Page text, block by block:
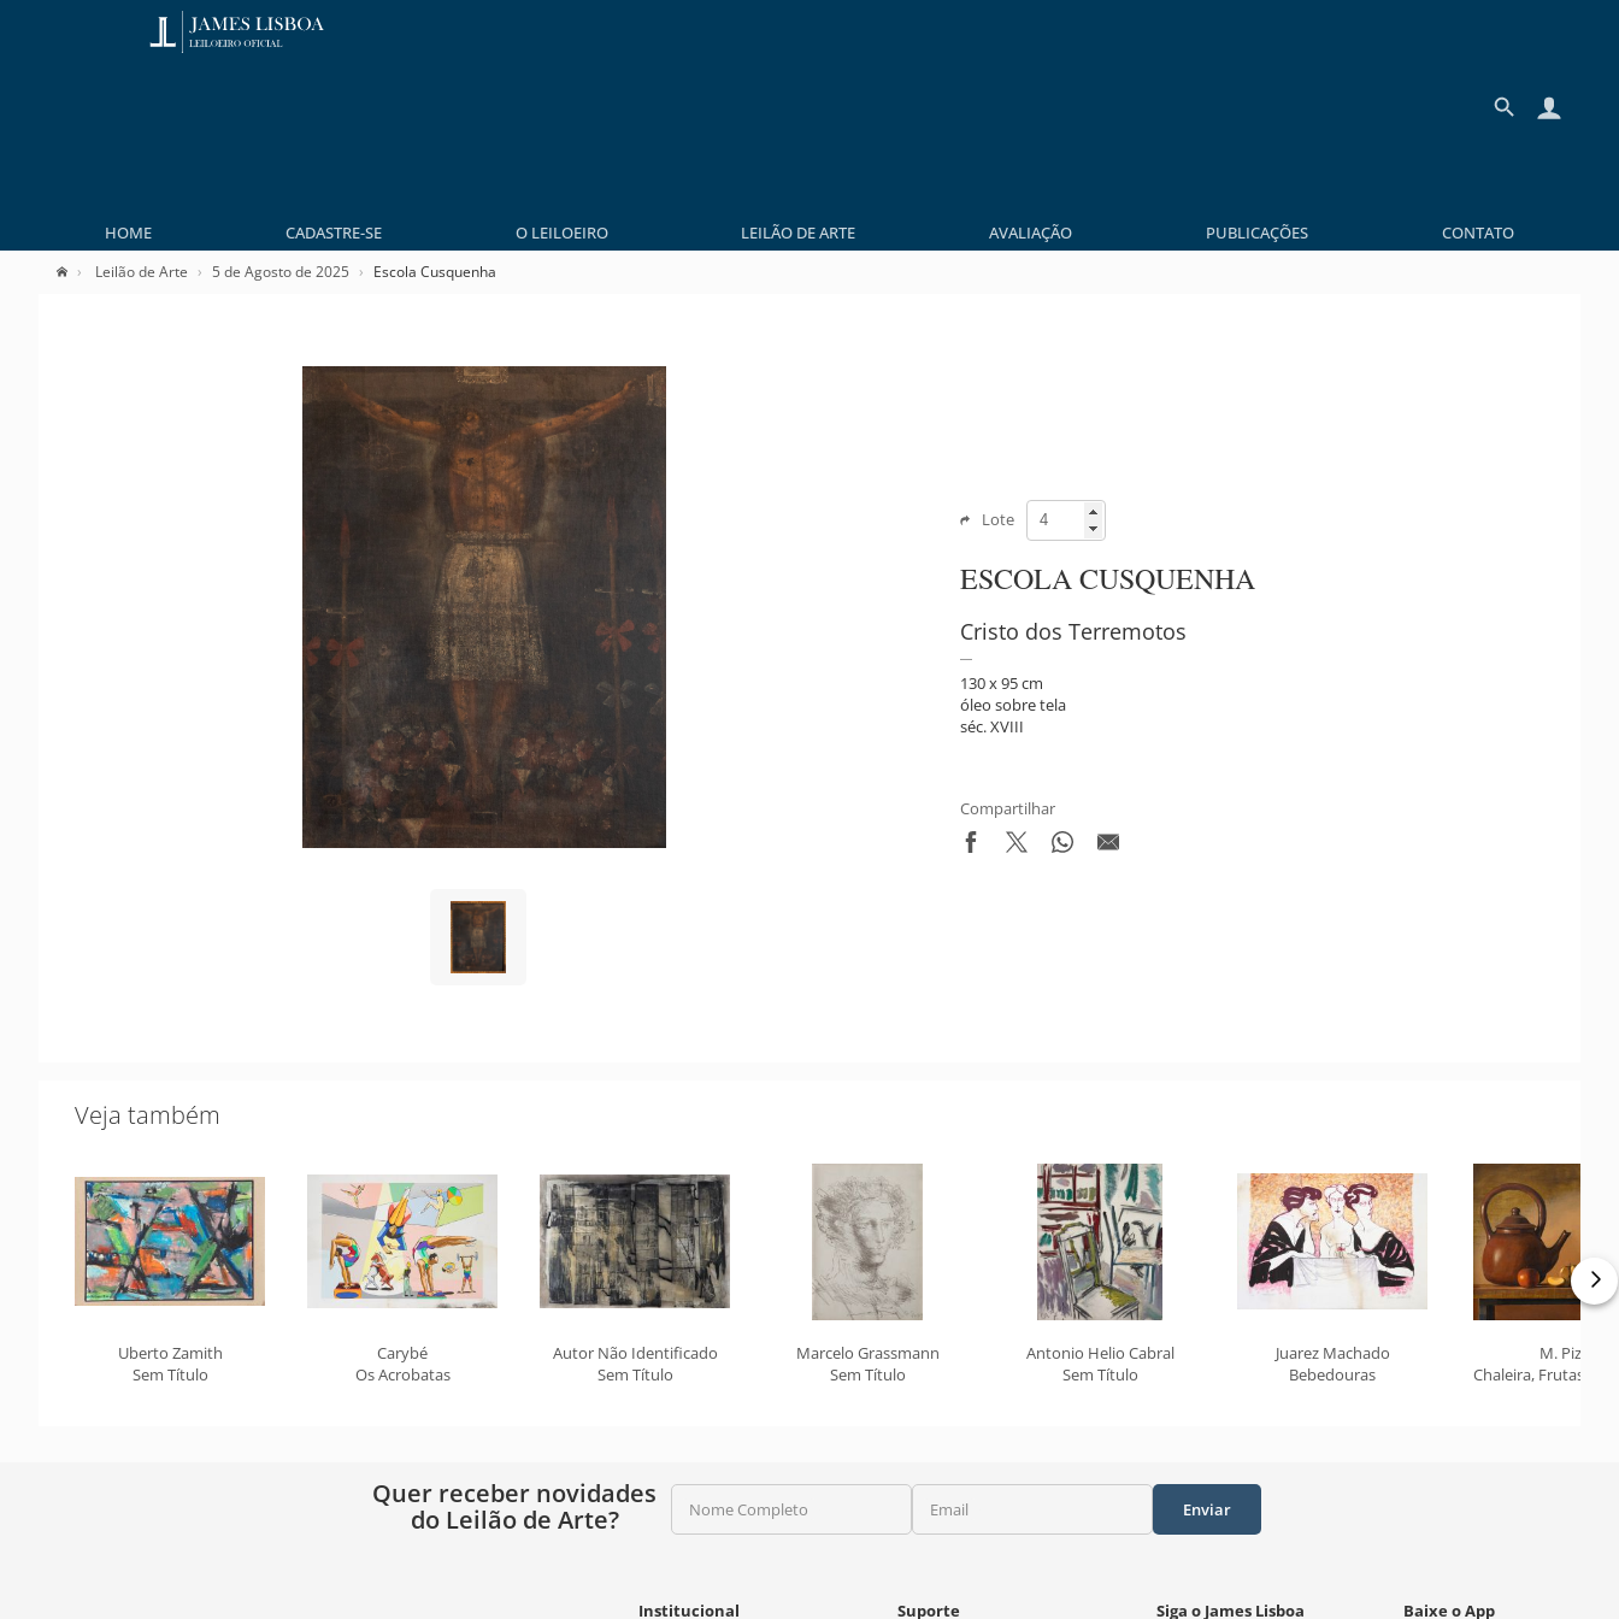
HOME CADASTRE-SE O LEILOEIRO LEILÃO DE ARTE AVALIAÇÃO PUBLICAÇÕES CONTATO
Leilão de Arte 5 de Agosto de 2025 Escola Cusquenha
Lote
ESCOLA CUSQUENHA
Cristo dos Terremotos
130 x 95 cm
óleo sobre tela
séc. XVIII
Compartilhar
Veja também
Uberto Zamith
Sem Título
Carybé
Os Acrobatas
Autor Não Identificado
Sem Título
Marcelo Grassmann
Sem Título
Antonio Helio Cabral
Sem Título
Juarez Machado
Bebedouras
M. Piza
Chaleira, Frutas,
Quer receber novidades
do Leilão de Arte?
Nome Completo Email Enviar
Institucional Suporte Siga o James Lisboa Baixe o App